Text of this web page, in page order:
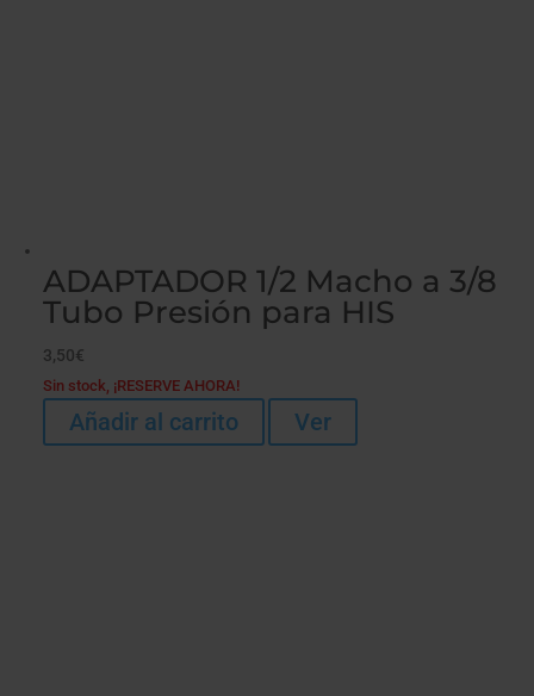
ADAPTADOR 1/2 Macho a 3/8
Tubo Presión para HIS
3,50€
Sin stock, ¡RESERVE AHORA!
Añadir al carrito Ver